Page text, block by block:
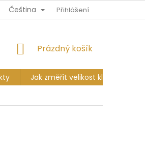
VÝMĚNA A VRÁCENÍ
Čeština Přihlášení
NÁKUPNÍ
Prázdný košík
Jak změřit velikost klobouku?